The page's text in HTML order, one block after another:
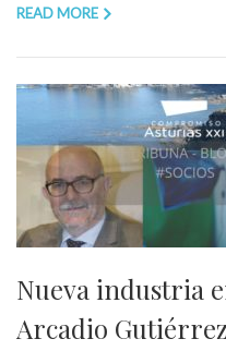
READ MORE
Nueva industria
Arcadio